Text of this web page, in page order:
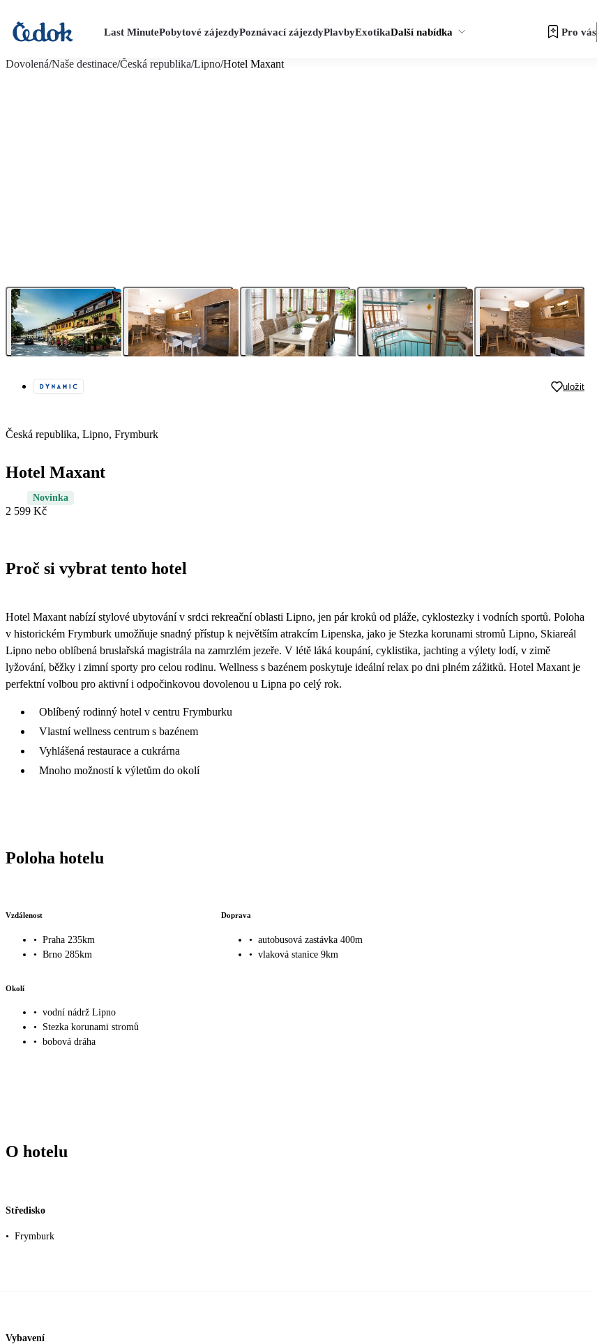
Last MinutePobytové zájezdyPoznávací zájezdyPlavbyExotikaDalší nabídka Pro vás
Dovolená/Naše destinace/Česká republika/Lipno/Hotel Maxant
uložit
Česká republika, Lipno, Frymburk
Hotel Maxant
Novinka
2 599 Kč
Proč si vybrat tento hotel
Hotel Maxant nabízí stylové ubytování v srdci rekreační oblasti Lipno, jen pár kroků od pláže, cyklostezky i vodních sportů. Poloha
v historickém Frymburk umožňuje snadný přístup k největším atrakcím Lipenska, jako je Stezka korunami stromů Lipno, Skiareál
Lipno nebo oblíbená bruslařská magistrála na zamrzlém jezeře. V létě láká koupání, cyklistika, jachting a výlety lodí, v zimě
lyžování, běžky i zimní sporty pro celou rodinu. Wellness s bazénem poskytuje ideální relax po dni plném zážitků. Hotel Maxant je
perfektní volbou pro aktivní i odpočinkovou dovolenou u Lipna po celý rok.
Oblíbený rodinný hotel v centru Frymburku
Vlastní wellness centrum s bazénem
Vyhlášená restaurace a cukrárna
Mnoho možností k výletům do okolí
Poloha hotelu
Vzdálenost
• Praha 235km
• Brno 285km
Doprava
• autobusová zastávka 400m
• vlaková stanice 9km
Okolí
• vodní nádrž Lipno
•
Stezka korunami stromů
• bobová dráha
O hotelu
Středisko
• Frymburk
Vybavení